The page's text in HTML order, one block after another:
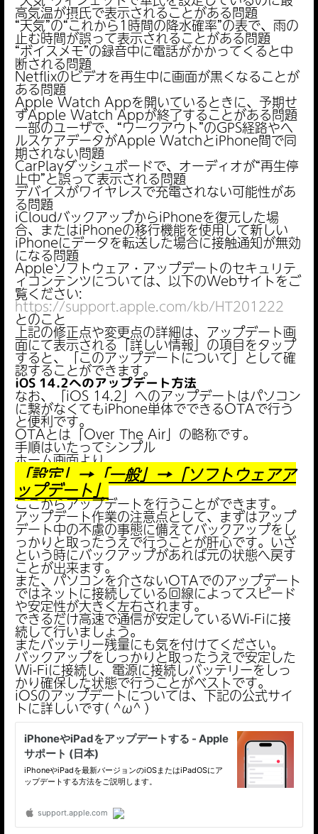
高気温が摂氏で表示されることがある問題
“天気”の“これから1時間の降水確率”の表で、雨の
止む時間が誤って表示されることがある問題
“ボイスメモ”の録音中に電話がかかってくると中
断される問題
Netflixのビデオを再生中に画面が黒くなることが
ある問題
Apple Watch Appを開いているときに、予期せ
ずApple Watch Appが終了することがある問題
一部のユーザで、“ワークアウト”のGPS経路やヘ
ルスケアデータがApple WatchとiPhone間で同
期されない問題
CarPlayダッシュボードで、オーディオが“再生停
止中”と誤って表示される問題
デバイスがワイヤレスで充電されない可能性があ
る問題
iCloudバックアップからiPhoneを復元した場
合、またはiPhoneの移行機能を使用して新しい
iPhoneにデータを転送した場合に接触通知が無効
になる問題
Appleソフトウェア・アップデートのセキュリテ
ィコンテンツについては、以下のWebサイトをご
覧ください:
https://support.apple.com/kb/HT201222
とのこと
上記の修正点や変更点の詳細は、アップデート画
面にて表示される「詳しい情報」の項目をタップ
すると、「このアップデートについて」として確
認することができます。
iOS 14.2へのアップデート方法
なお、「iOS 14.2」へのアップデートはパソコン
に繋がなくてもiPhone単体でできるOTAで行う
と便利です。
OTAとは「Over The Air」の略称です。
手順はいたってシンプル
ホーム画面より
「設定」→「一般」→「ソフトウェアア
ップデート」
ここからアップデートを行うことができます。
アップデート作業の注意点として、まずはアップ
デート中の不慮の事態に備えてバックアップをし
っかりと取ったうえで行うことが肝心です。いざ
という時にバックアップがあれば元の状態へ戻す
ことが出来ます。
また、パソコンを介さないOTAでのアップデート
ではネットに接続している回線によってスピード
や安定性が大きく左右されます。
できるだけ高速で通信が安定しているWi-Fiに接
続して行いましょう。
またバッテリー残量にも気を付けてください。
バックアップをしっかりと取ったうえで安定した
Wi-Fiに接続し、電源に接続しバッテリーをしっ
かり確保した状態で行うことがベストです。
iOSのアップデートについては、下記の公式サイ
トに詳しいです( ^ω^ )